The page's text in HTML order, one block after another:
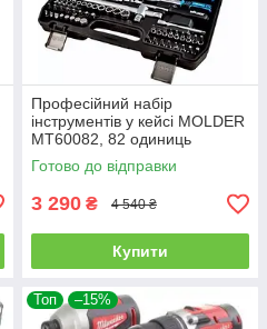
Професійний набір
інструментів у кейсі MOLDER
MT60082, 82 одиниць
Готово до відправки
3 290 ₴ 4 540 ₴
Купити
Топ –15%